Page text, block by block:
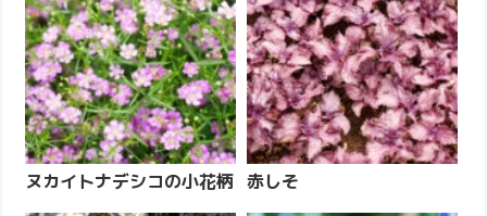
ヌカイトナデシコの小花柄 赤しそ